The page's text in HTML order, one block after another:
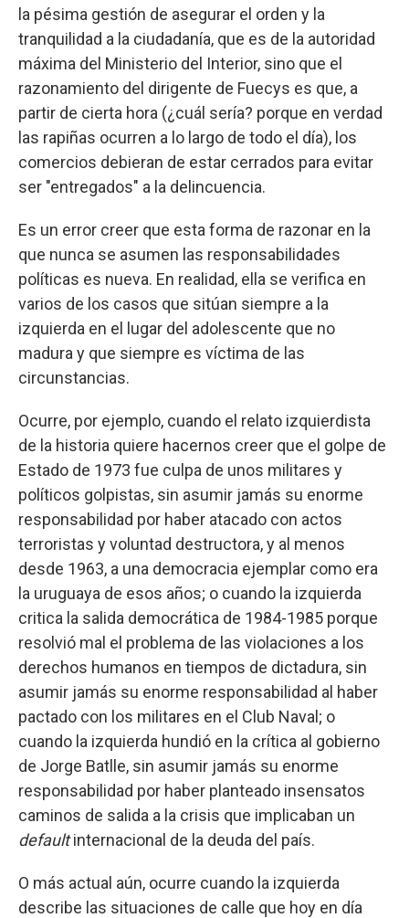
la pésima gestión de asegurar el orden y la
tranquilidad a la ciudadanía, que es de la autoridad
máxima del Ministerio del Interior, sino que el
razonamiento del dirigente de Fuecys es que, a
partir de cierta hora (¿cuál sería? porque en verdad
las rapiñas ocurren a lo largo de todo el día), los
comercios debieran de estar cerrados para evitar
ser "entregados" a la delincuencia.
Es un error creer que esta forma de razonar en la
que nunca se asumen las responsabilidades
políticas es nueva. En realidad, ella se verifica en
varios de los casos que sitúan siempre a la
izquierda en el lugar del adolescente que no
madura y que siempre es víctima de las
circunstancias.
Ocurre, por ejemplo, cuando el relato izquierdista
de la historia quiere hacernos creer que el golpe de
Estado de 1973 fue culpa de unos militares y
políticos golpistas, sin asumir jamás su enorme
responsabilidad por haber atacado con actos
terroristas y voluntad destructora, y al menos
desde 1963, a una democracia ejemplar como era
la uruguaya de esos años; o cuando la izquierda
critica la salida democrática de 1984-1985 porque
resolvió mal el problema de las violaciones a los
derechos humanos en tiempos de dictadura, sin
asumir jamás su enorme responsabilidad al haber
pactado con los militares en el Club Naval; o
cuando la izquierda hundió en la crítica al gobierno
de Jorge Batlle, sin asumir jamás su enorme
responsabilidad por haber planteado insensatos
caminos de salida a la crisis que implicaban un
defaultinternacional de la deuda del país.
O más actual aún, ocurre cuando la izquierda
describe las situaciones de calle que hoy en día